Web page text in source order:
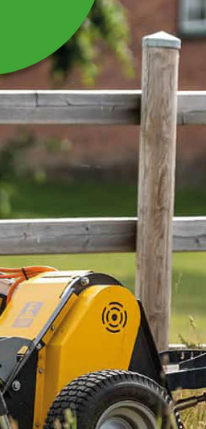
W
Reservlysrör som passar till
x 20 W.
Läs mer
199 kr